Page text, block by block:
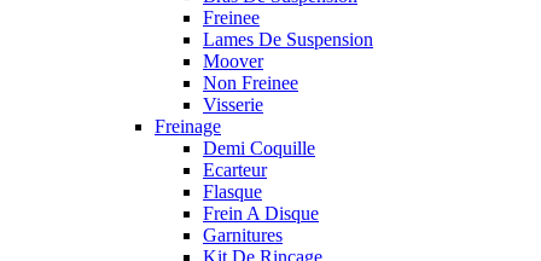
Freinee
Lames De Suspension
Moover
Non Freinee
Visserie
Freinage
Demi Coquille
Ecarteur
Flasque
Frein A Disque
Garnitures
Kit De Rincage